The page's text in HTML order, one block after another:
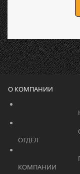
О КОМПАНИИ